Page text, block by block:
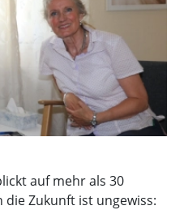
auf mehr als 30
die Zukunft ist ungewiss: